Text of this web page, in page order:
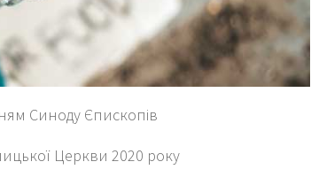
Синоду Єпископів
Церкви 2020 року